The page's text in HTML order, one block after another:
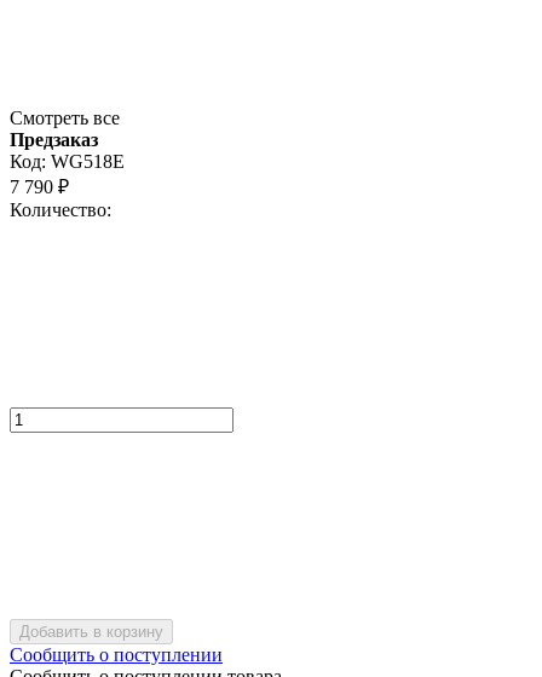
Смотреть все
Предзаказ
Код: WG518E
7 790 ₽
Количество:
Добавить в корзину
Сообщить о поступлении